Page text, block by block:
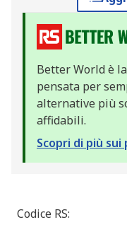
Better World è
pensata per
alternative più
affidabili.
Scopri di più
Codice RS: